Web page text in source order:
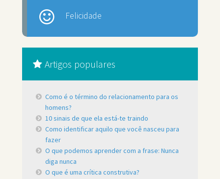
Felicidade
Artigos populares
Como é o término do relacionamento para os
homens?
10 sinais de que ela está-te traindo
Como identificar aquilo que você nasceu para
fazer
O que podemos aprender com a frase: Nunca
diga nunca
O que é uma crítica construtiva?